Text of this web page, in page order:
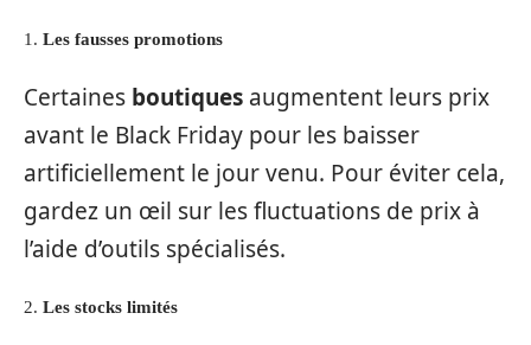
1. Les fausses promotions
Certaines boutiques augmentent leurs prix
avant le Black Friday pour les baisser
artificiellement le jour venu. Pour éviter cela,
gardez un œil sur les fluctuations de prix à
l’aide d’outils spécialisés.
2. Les stocks limités